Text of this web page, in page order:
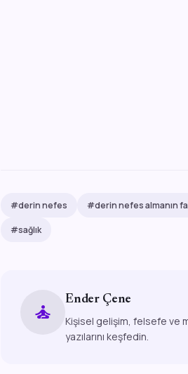
#derin nefes #derin nefes almanın
#sağlık
self_improvement
Ender Çene
Kişisel gelişim, felsefe ve
yazılarını keşfedin.